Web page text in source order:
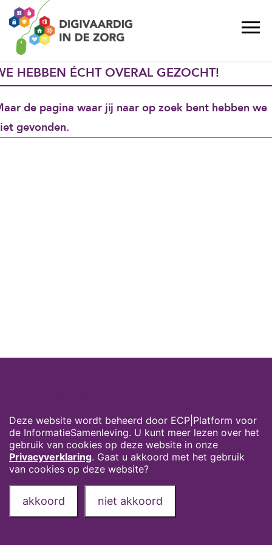
HEBBEN ÉCHT OVERAL GEZOCHT!
de pagina waar jij naar op zoek bent hebben we
gevonden.
Deze website wordt beheerd door ECP|Platform voor
de InformatieSamenleving. U kunt meer lezen over het
gebruik van cookies op deze website in onze
Privacyverklaring. Gaat u akkoord met het gebruik
van cookies op deze website?
akkoord niet akkoord